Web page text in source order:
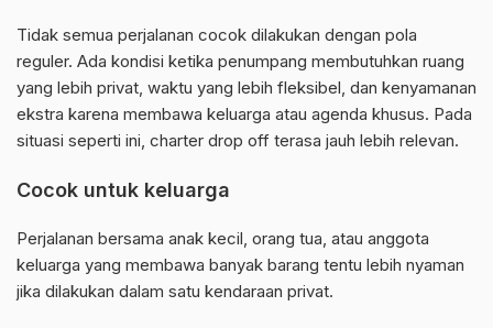
Tidak semua perjalanan cocok dilakukan dengan pola
reguler. Ada kondisi ketika penumpang membutuhkan ruang
yang lebih privat, waktu yang lebih fleksibel, dan kenyamanan
ekstra karena membawa keluarga atau agenda khusus. Pada
situasi seperti ini, charter drop off terasa jauh lebih relevan.
Cocok untuk keluarga
Perjalanan bersama anak kecil, orang tua, atau anggota
keluarga yang membawa banyak barang tentu lebih nyaman
jika dilakukan dalam satu kendaraan privat.